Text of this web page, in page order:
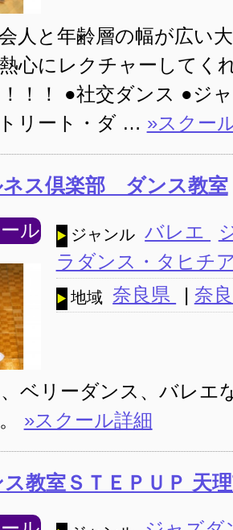
人と年齢層の幅が広い
心にレクチャーしてく
！！ ●社交ダンス ●ジ
リート・ダ … »スクー
ネス倶楽部 ダンス教室
ル ジャンル バレエ
ラダンス・タヒチ
地域 奈良県 | 奈
ベリーダンス、バレエ
»スクール詳細
教室ＳＴＥＰＵＰ 天